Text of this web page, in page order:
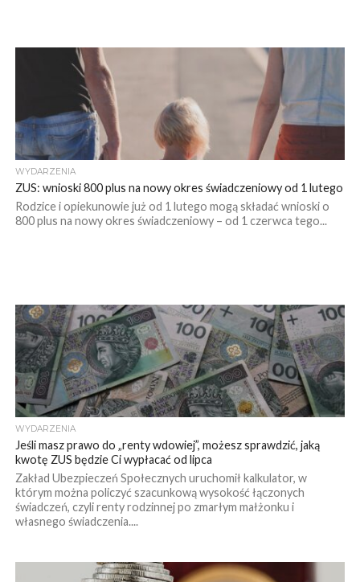
WYDARZENIA
ZUS: wnioski 800 plus na nowy okres świadczeniowy od 1 lutego
Rodzice i opiekunowie już od 1 lutego mogą składać wnioski o
800 plus na nowy okres świadczeniowy – od 1 czerwca tego...
WYDARZENIA
Jeśli masz prawo do „renty wdowiej”, możesz sprawdzić, jaką
kwotę ZUS będzie Ci wypłacać od lipca
Zakład Ubezpieczeń Społecznych uruchomił kalkulator, w
którym można policzyć szacunkową wysokość łączonych
świadczeń, czyli renty rodzinnej po zmarłym małżonku i
własnego świadczenia....